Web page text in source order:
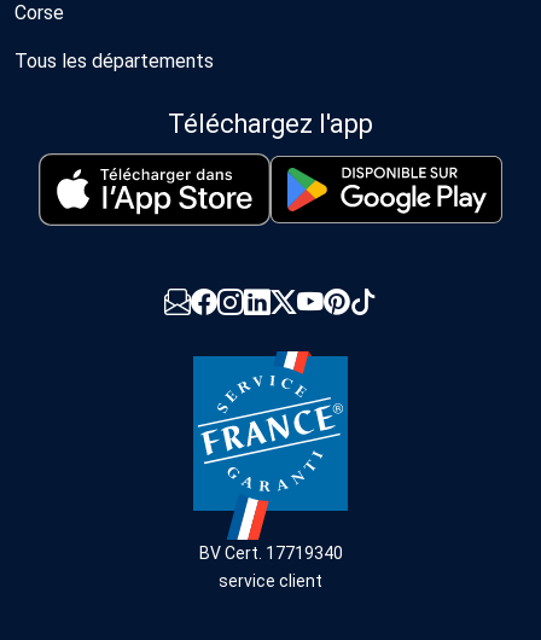
Corse
Tous les départements
Téléchargez l'app
BV Cert. 17719340
service client